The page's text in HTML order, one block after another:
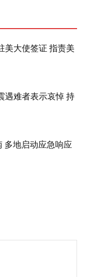
美大使签证 指责美
遇难者表示哀悼 持
多地启动应急响应